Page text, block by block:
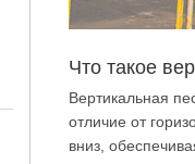
Что такое
Вертикальная
отличие от
вниз,